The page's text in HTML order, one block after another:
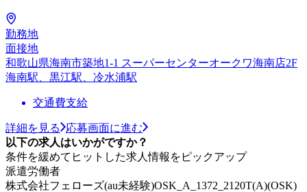
勤務地
面接地
和歌山県海南市築地1-1 スーパーセンターオークワ海南店2F
海南駅、黒江駅、冷水浦駅
交通費支給
詳細を見る
応募画面に進む
以下の求人はいかがですか？
条件を緩めてヒットした求人情報をピックアップ
派遣労働者
株式会社フェローズ(au未経験)OSK_A_1372_2120T(A)(OSK)